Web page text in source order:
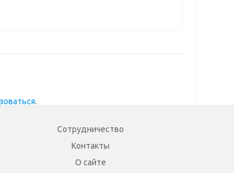
.
Сотрудничество
Контакты
О сайте